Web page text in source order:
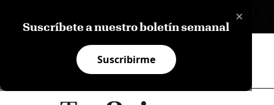
×
Suscríbete a nuestro boletín semanal
Suscribirme